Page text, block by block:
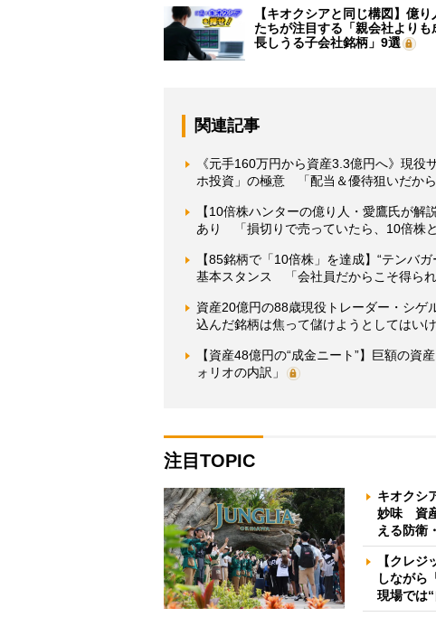
【キオクシアと同じ構図】億り
たちが注目する「親会社よりも
長しうる子会社銘柄」9選
関連記事
《元手160万円から資産3.3億円へ》現役
ホ投資」の極意 「配当＆優待狙いだか
【10倍株ハンターの億り人・愛鷹氏が
あり 「損切りで売っていたら、10倍株
【85銘柄で「10倍株」を達成】“テンバ
基本スタンス 「会社員だからこそ得られ
資産20億円の88歳現役トレーダー・シゲ
込んだ銘柄は焦って儲けようとしてはい
【資産48億円の“成金ニート”】巨額の
ォリオの内訳」
注目TOPIC
キオクシ
妙味 資
える防衛
【クレ
しながら
現場では